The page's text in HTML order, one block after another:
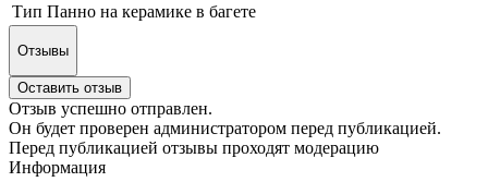
Тип Панно на керамике в багете
Отзывы
Оставить отзыв
Отзыв успешно отправлен.
Он будет проверен администратором перед публикацией.
Перед публикацией отзывы проходят модерацию
Информация